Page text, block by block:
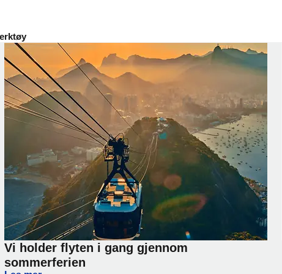
Vi holder flyten i gang gjennom
sommerferien